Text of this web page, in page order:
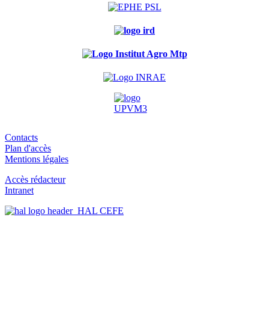
Contacts
Plan d'accès
Mentions légales
Accès rédacteur
Intranet
HAL CEFE